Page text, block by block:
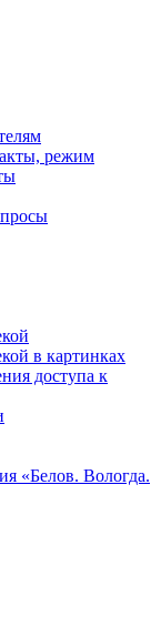
режим
в картинках
доступа к
«Белов. Вологда.